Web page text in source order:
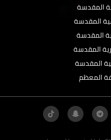
المقدسة
المقدسة
المقدسة
المقدسة
المقدسة
المعظم